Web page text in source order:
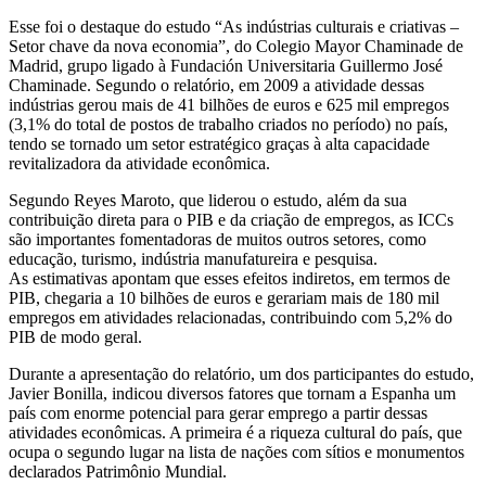
Esse foi o destaque do estudo “As indústrias culturais e criativas –
Setor chave da nova economia”, do Colegio Mayor Chaminade de
Madrid, grupo ligado à Fundación Universitaria Guillermo José
Chaminade. Segundo o relatório, em 2009 a atividade dessas
indústrias gerou mais de 41 bilhões de euros e 625 mil empregos
(3,1% do total de postos de trabalho criados no período) no país,
tendo se tornado um setor estratégico graças à alta capacidade
revitalizadora da atividade econômica.
Segundo Reyes Maroto, que liderou o estudo, além da sua
contribuição direta para o PIB e da criação de empregos, as ICCs
são importantes fomentadoras de muitos outros setores, como
educação, turismo, indústria manufatureira e pesquisa.
As estimativas apontam que esses efeitos indiretos, em termos de
PIB, chegaria a 10 bilhões de euros e gerariam mais de 180 mil
empregos em atividades relacionadas, contribuindo com 5,2% do
PIB de modo geral.
Durante a apresentação do relatório, um dos participantes do estudo,
Javier Bonilla, indicou diversos fatores que tornam a Espanha um
país com enorme potencial para gerar emprego a partir dessas
atividades econômicas. A primeira é a riqueza cultural do país, que
ocupa o segundo lugar na lista de nações com sítios e monumentos
declarados Patrimônio Mundial.